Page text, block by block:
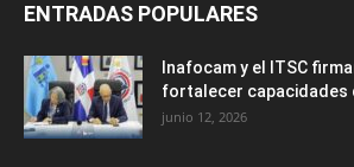
ENTRADAS POPULARES
Inafocam y el ITSC
fortalecer capacidades
junio 12, 2026